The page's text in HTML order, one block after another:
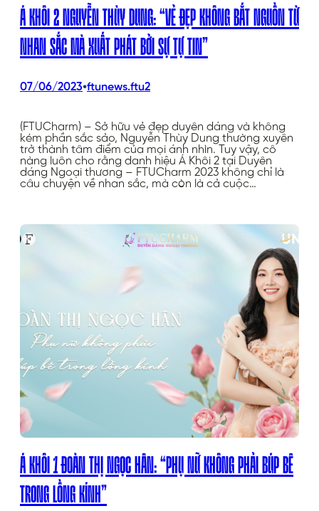
Á KHÔI 2 NGUYỄN THÙY DUNG: “VẺ ĐẸP KHÔNG BẮT NGUỒN TỪ
NHAN SẮC MÀ XUẤT PHÁT BỞI SỰ TỰ TIN”
07/06/2023•ftunews.ftu2
(FTUCharm) – Sở hữu vẻ đẹp duyên dáng và không
kém phần sắc sảo, Nguyễn Thùy Dung thường xuyên
trở thành tâm điểm của mọi ánh nhìn. Tuy vậy, cô
nàng luôn cho rằng danh hiệu Á Khôi 2 tại Duyên
dáng Ngoại thương – FTUCharm 2023 không chỉ là
câu chuyện về nhan sắc, mà còn là cả cuộc…
Á KHÔI 1 ĐOÀN THỊ NGỌC HÂN: “PHỤ NỮ KHÔNG PHẢI BÚP BÊ
TRONG LỒNG KÍNH”